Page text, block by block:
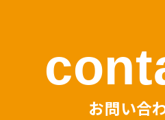
お問い合